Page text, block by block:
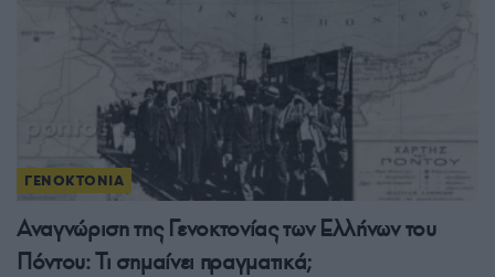
ΓΕΝΟΚΤΟΝΙΑ
Αναγνώριση της Γενοκτονίας των Ελλήνων του
Πόντου: Τι σημαίνει πραγματικά;